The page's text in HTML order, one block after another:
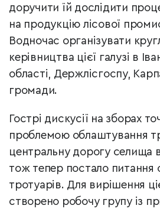
доручити їй дослідити
на продукцію лісової
Водночас організувати
керівництва цієї галузі в
області, Держлісгоспу,
громади.
Гострі дискусії на зборах
проблемою облаштування
центральну дорогу селища
тож тепер постало питання
тротуарів. Для вирішення
створено робочу групу із